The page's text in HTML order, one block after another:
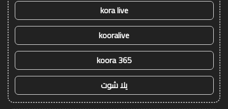
kora live
kooralive
koora 365
يلا شوت